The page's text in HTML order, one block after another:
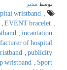
توسط مدیر
wristband ,
, EVENT bracelet ,
, incantation
of hospital
, publicity
wristband , Sport